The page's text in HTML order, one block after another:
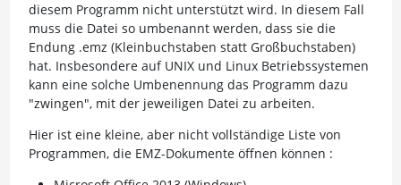
diesem Programm nicht unterstützt wird. In diesem Fall
muss die Datei so umbenannt werden, dass sie die
Endung .emz (Kleinbuchstaben statt Großbuchstaben)
hat. Insbesondere auf UNIX und Linux Betriebssystemen
kann eine solche Umbenennung das Programm dazu
"zwingen", mit der jeweiligen Datei zu arbeiten.
Hier ist eine kleine, aber nicht vollständige Liste von
Programmen, die EMZ-Dokumente öffnen können :